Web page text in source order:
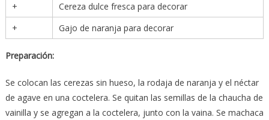
+
Cereza dulce fresca para decorar
+
Gajo de naranja para decorar
Preparación:
Se colocan las cerezas sin hueso, la rodaja de naranja y el néctar
de agave en una coctelera. Se quitan las semillas de la chaucha de
vainilla y se agregan a la coctelera, junto con la vaina. Se machaca